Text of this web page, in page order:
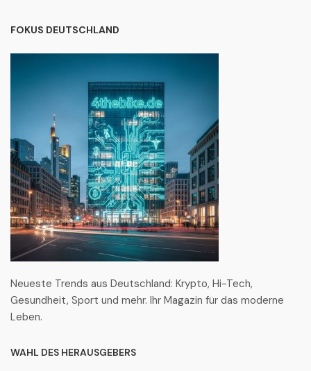
FOKUS DEUTSCHLAND
Neueste Trends aus Deutschland: Krypto, Hi-Tech,
Gesundheit, Sport und mehr. Ihr Magazin für das moderne
Leben.
WAHL DES HERAUSGEBERS